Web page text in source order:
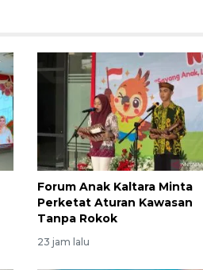
Forum Anak Kaltara Minta
Perketat Aturan Kawasan
Tanpa Rokok
23 jam lalu